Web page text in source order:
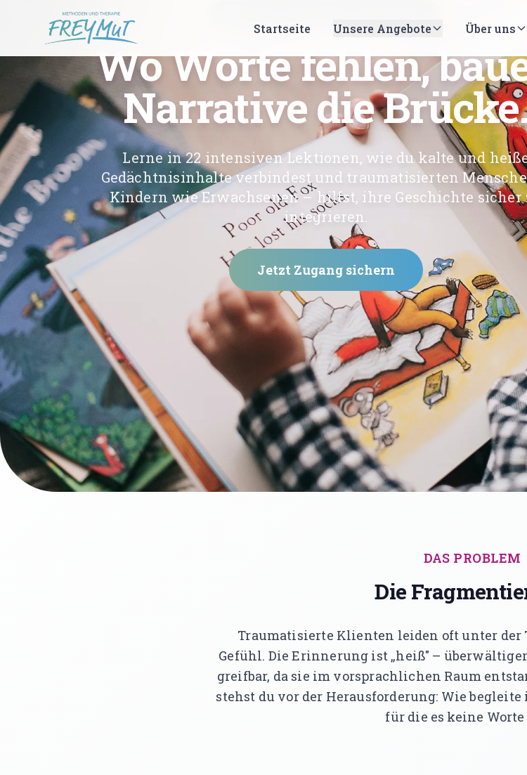
Startseite Unsere Angebote Über uns
Wo Worte fehlen,
Narrative die
Lerne in 22 intensiven Lektionen, wie du kalte und
Gedächtnisinhalte verbindest und traumatisierten
Kindern wie Erwachsenen – hilfst, ihre Geschichte sicher
integrieren.
Jetzt Zugang sichern
DAS PROBLEM
Die
Traumatisierte Klienten leiden oft unter der
Gefühl. Die Erinnerung ist „heiß" –
greifbar, da sie im vorsprachlichen Raum
stehst du vor der Herausforderung: Wie
für die es keine Worte